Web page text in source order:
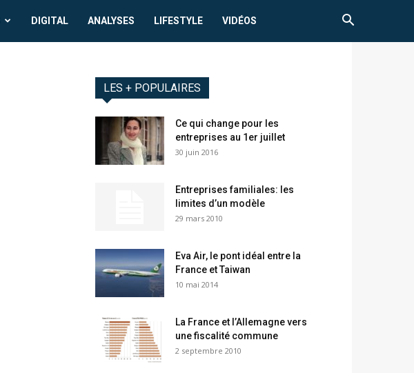
DIGITAL ANALYSES LIFESTYLE VIDÉOS
LES + POPULAIRES
Ce qui change pour les
entreprises au 1er juillet
30 juin 2016
Entreprises familiales: les
limites d’un modèle
29 mars 2010
Eva Air, le pont idéal entre la
France et Taiwan
10 mai 2014
La France et l’Allemagne vers
une fiscalité commune
2 septembre 2010